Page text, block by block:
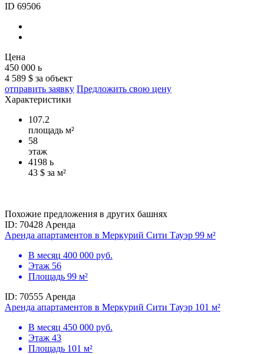
ID 69506
Цена
450 000 ь
4 589 $ за объект
отправить заявку Предложить свою цену
Характеристики
107.2
площадь м²
58
этаж
4198 ь
43 $ за м²
Похожие предложения в других башнях
ID: 70428 Аренда
Аренда апартаментов в Меркурий Сити Тауэр 99 м²
В месяц 400 000 руб.
Этаж 56
Площадь 99 м²
ID: 70555 Аренда
Аренда апартаментов в Меркурий Сити Тауэр 101 м²
В месяц 450 000 руб.
Этаж 43
Площадь 101 м²